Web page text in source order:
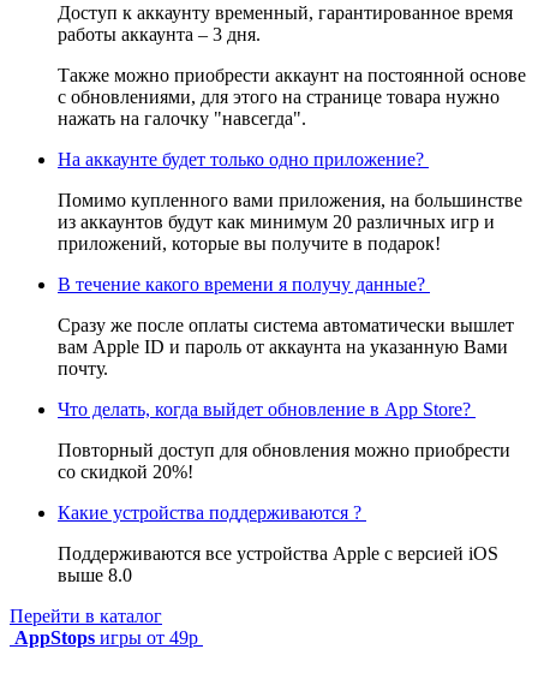
Доступ к аккаунту временный, гарантированное время
работы аккаунта – 3 дня.
Также можно приобрести аккаунт на постоянной основе
с обновлениями, для этого на странице товара нужно
нажать на галочку "навсегда".
На аккаунте будет только одно приложение?
Помимо купленного вами приложения, на большинстве
из аккаунтов будут как минимум 20 различных игр и
приложений, которые вы получите в подарок!
В течение какого времени я получу данные?
Сразу же после оплаты система автоматически вышлет
вам Apple ID и пароль от аккаунта на указанную Вами
почту.
Что делать, когда выйдет обновление в App Store?
Повторный доступ для обновления можно приобрести
со скидкой 20%!
Какие устройства поддерживаются ?
Поддерживаются все устройства Apple с версией iOS
выше 8.0
Перейти в каталог
AppStops игры от 49р